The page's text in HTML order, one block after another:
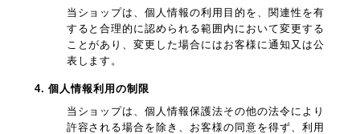
当ショップは、個人情報の利用目的を、関連性を有
すると合理的に認められる範囲内において変更する
ことがあり、変更した場合にはお客様に通知又は公
表します。
4. 個人情報利用の制限
当ショップは、個人情報保護法その他の法令により
許容される場合を除き、お客様の同意を得ず、利用